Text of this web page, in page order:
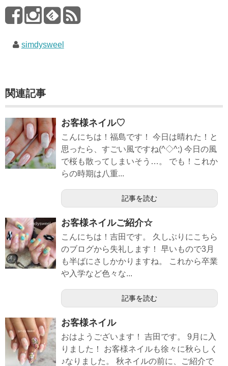
simdysweel
関連記事
お客様ネイル♡
こんにちは！福島です！ 今日は晴れた！と
思ったら、すごい風ですね(^◇^;) 今日の風
で桜も散ってしまいそう…。 でも！これか
らの時期は八重...
記事を読む
お客様ネイルご紹介☆
こんにちは！吉田です。 久しぶりにこちら
のブログから失礼します！ 早いもので3月
も半ばにさしかかりますね。 これから卒業
や入学など色々な...
記事を読む
お客様ネイル
おはようございます！ 吉田です。 9月に入
りました！ お客様ネイルも徐々に秋らしく
♪なりました。 秋ネイルの前に、ご紹介で